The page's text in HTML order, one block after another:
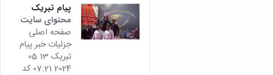
پیام تبریک
محتوای سایت
صفحه اصلی
جزئیات خبر پیام
تبریک 13 05
2024 07:21 کد